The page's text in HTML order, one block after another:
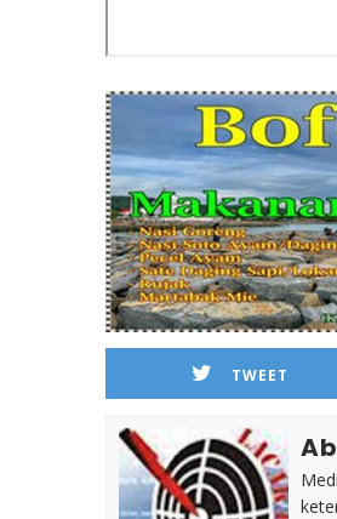
TWEET